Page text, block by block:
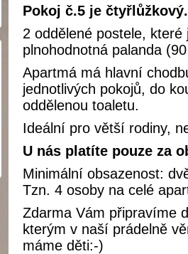
Pokoj č.5 je čtyřlůžkový.
2 oddělené postele,
plnohodnotná palanda
Apartmá má hlavní
jednotlivých pokojů, do
oddělenou toaletu.
Ideální pro větší rodiny,
U nás platíte pouze za
Minimální obsazenost:
Tzn. 4 osoby na celé
Zdarma Vám připravíme
kterým v naší prádelně
máme děti:-)